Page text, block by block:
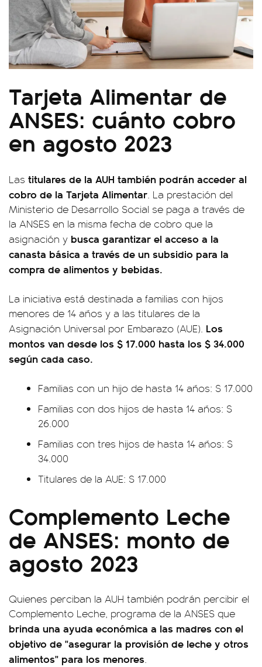
Tarjeta Alimentar de
ANSES: cuánto cobro
en agosto 2023
Las titulares de la AUH también podrán acceder al
cobro de la Tarjeta Alimentar. La prestación del
Ministerio de Desarrollo Social se paga a través de
la ANSES en la misma fecha de cobro que la
asignación y busca garantizar el acceso a la
canasta básica a través de un subsidio para la
compra de alimentos y bebidas.
La iniciativa está destinada a familias con hijos
menores de 14 años y a las titulares de la
Asignación Universal por Embarazo (AUE). Los
montos van desde los $ 17.000 hasta los $ 34.000
según cada caso.
Familias con un hijo de hasta 14 años: $ 17.000
Familias con dos hijos de hasta 14 años: $
26.000
Familias con tres hijos de hasta 14 años: $
34.000
Titulares de la AUE: $ 17.000
Complemento Leche
de ANSES: monto de
agosto 2023
Quienes perciban la AUH también podrán percibir el
Complemento Leche, programa de la ANSES que
brinda una ayuda económica a las madres con el
objetivo de "asegurar la provisión de leche y otros
alimentos" para los menores.